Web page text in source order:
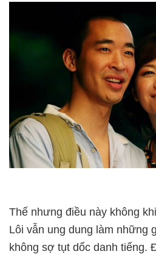
Thế nhưng điều này không
Lôi vẫn ung dung làm những
không sợ tụt dốc danh tiếng.